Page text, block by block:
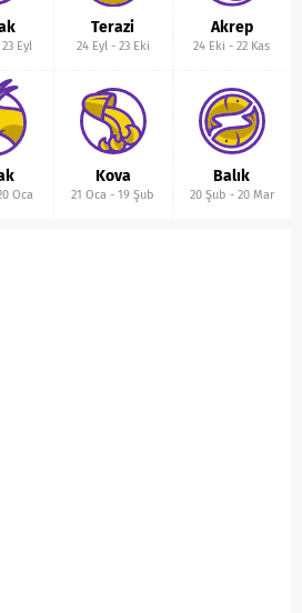
23 Eyl
Terazi
24 Eyl- 23 Eki
Akrep
24 Eki -22 Kas
Oca
Kova
21 Oca -19 Şub
Balık
20 Şub - 20 Mar